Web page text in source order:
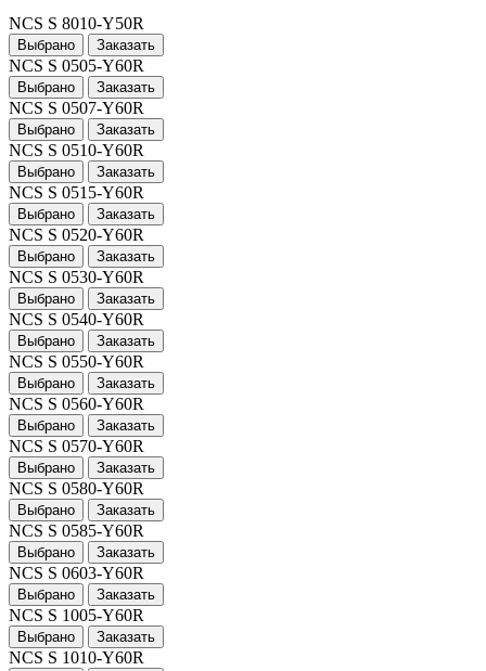
NCS S 8010-Y50R
Выбрано Заказать
NCS S 0505-Y60R
Выбрано Заказать
NCS S 0507-Y60R
Выбрано Заказать
NCS S 0510-Y60R
Выбрано Заказать
NCS S 0515-Y60R
Выбрано Заказать
NCS S 0520-Y60R
Выбрано Заказать
NCS S 0530-Y60R
Выбрано Заказать
NCS S 0540-Y60R
Выбрано Заказать
NCS S 0550-Y60R
Выбрано Заказать
NCS S 0560-Y60R
Выбрано Заказать
NCS S 0570-Y60R
Выбрано Заказать
NCS S 0580-Y60R
Выбрано Заказать
NCS S 0585-Y60R
Выбрано Заказать
NCS S 0603-Y60R
Выбрано Заказать
NCS S 1005-Y60R
Выбрано Заказать
NCS S 1010-Y60R